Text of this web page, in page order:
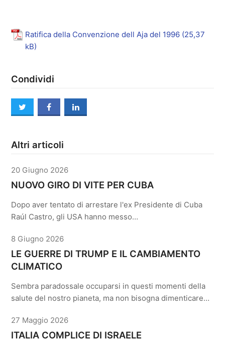
Ratifica della Convenzione dell Aja del 1996
Condividi
twitter facebooklinkedin
Altri articoli
20 Giugno 2026
NUOVO GIRO DI VITE PER CUBA
Dopo aver tentato di arrestare l'ex Presidente di Cuba
Raúl Castro, gli USA hanno messo…
8 Giugno 2026
LE GUERRE DI TRUMP E IL CAMBIAMENTO
CLIMATICO
Sembra paradossale occuparsi in questi momenti della
salute del nostro pianeta, ma non bisogna dimenticare…
27 Maggio 2026
ITALIA COMPLICE DI ISRAELE